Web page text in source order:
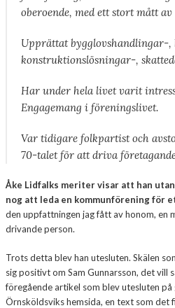
oberoende, med ett stort mått
Upprättat bygglovshandlingar-,
konstruktionslösningar-,
Har under hela livet varit
Engagemang i föreningslivet.
Var tidigare folkpartist och
70-talet för att driva
Åke Lidfalks meriter visar att han
nog att leda en kommunförening för
den uppfattningen jag fått av honom, en
drivande person.
Trots detta blev han utesluten. Skälen
sig positivt om Sam Gunnarsson, det vill
föregående artikel som blev utesluten på
Örnsköldsviks hemsida, en text som det